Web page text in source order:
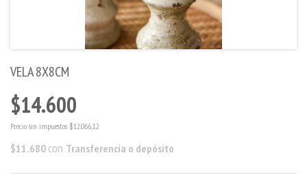
VELA 8X8CM
$14.600
Precio sin impuestos $12.066,12
$11.680 con Transferencia o depósito